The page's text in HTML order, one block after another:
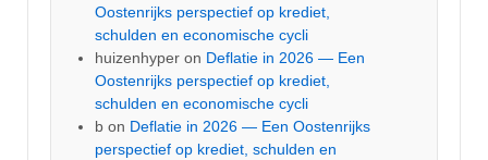
Oostenrijks perspectief op krediet,
schulden en economische cycli
huizenhyper on Deflatie in 2026 — Een
Oostenrijks perspectief op krediet,
schulden en economische cycli
b on Deflatie in 2026 — Een Oostenrijks
perspectief op krediet, schulden en